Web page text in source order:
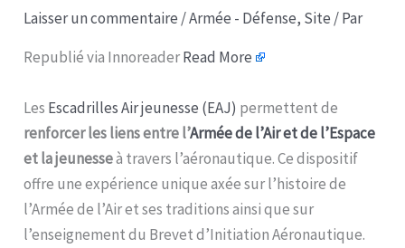
Laisser un commentaire /Armée - Défense, Site / Par
Republié via InnoreaderRead More
Les Escadrilles Air jeunesse (EAJ) permettent de
renforcer les liens entre l’Armée de l’Air et de l’Espace
et la jeunesseà travers l’aéronautique. Ce dispositif
offre une expérience unique axée sur l’histoire de
l’Armée de l’Air et ses traditions ainsi que sur
l’enseignement du Brevet d’Initiation Aéronautique.